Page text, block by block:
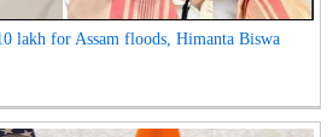
lakh for Assam floods, Himanta Biswa